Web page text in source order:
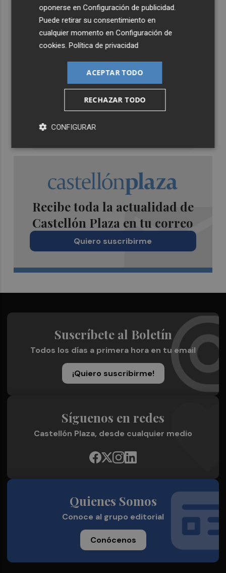
Recibe toda la actualidad de
Castellón Plaza en tu correo
Quiero suscribirme
Suscríbete al Boletín
Todos los días a primera hora en tu email
¡Quiero suscribirme!
Síguenos en redes
Castellón Plaza, desde cualquier medio
Quienes Somos
Conoce al grupo editorial
Conócenos
oponerse enConfiguración de publicidad.
Puede retirar su consentimiento en
cualquier momento enConfiguración de
cookies.Política de privacidad
ACEPTAR TODO
RECHAZAR TODO
CONFIGURAR